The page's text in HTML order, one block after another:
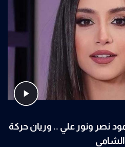
نصر ونور علي .. وريان حركة